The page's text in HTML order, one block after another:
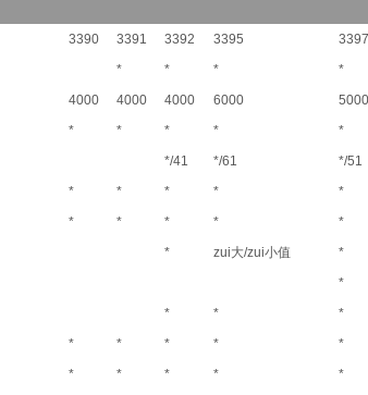
3390
3391 3392 3395
* * *
*
4000 4000 4000 6000
* * * *
*
*/41 */61
*/51
* * * *
*
* * * *
*
* zui大/zui小值
*
*
* *
*
* * * *
*
* * * *
*